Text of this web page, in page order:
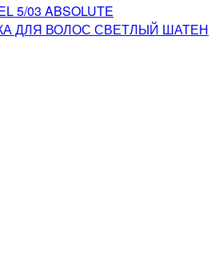
5/03 ABSOLUTE
ДЛЯ ВОЛОС СВЕТЛЫЙ ШАТЕН